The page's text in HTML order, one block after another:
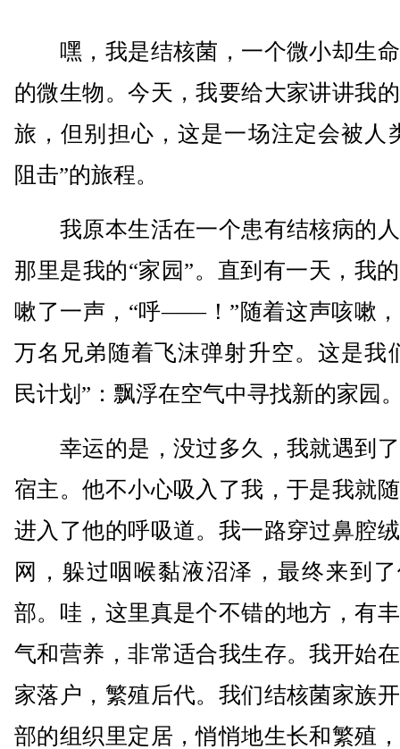
嘿，我是结核菌，一个微小却生
的微生物。今天，我要给大家讲讲我
旅，但别担心，这是一场注定会被人
阻击”的旅程。
我原本生活在一个患有结核病的
那里是我的“家园”。直到有一天，我
嗽了一声，“呼——！”随着这声咳嗽
万名兄弟随着飞沫弹射升空。这是我
民计划”：飘浮在空气中寻找新的家园
幸运的是，没过多久，我就遇到
宿主。他不小心吸入了我，于是我就
进入了他的呼吸道。我一路穿过鼻腔
网，躲过咽喉黏液沼泽，最终来到
部。哇，这里真是个不错的地方，有
气和营养，非常适合我生存。我开始
家落户，繁殖后代。我们结核菌家族
部的组织里定居，悄悄地生长和繁殖